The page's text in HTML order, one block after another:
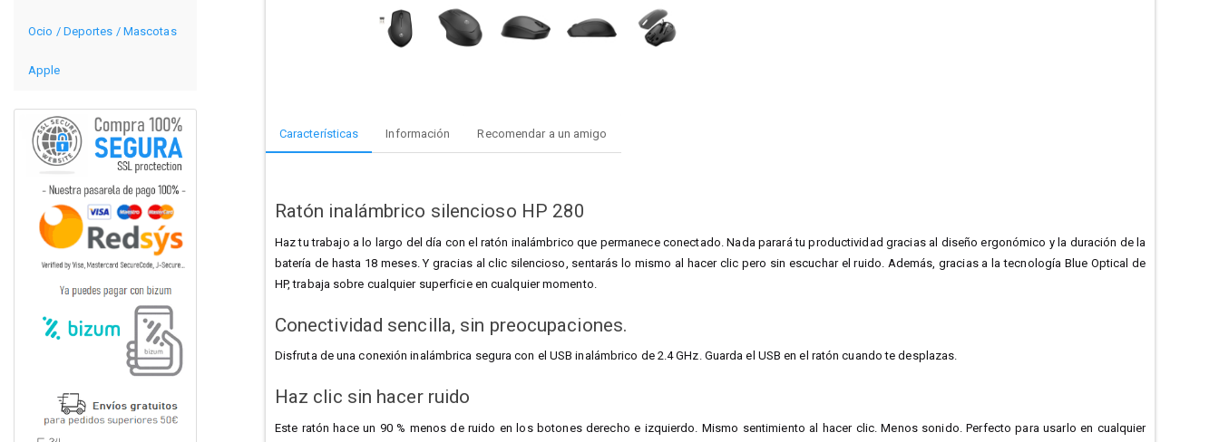
Ocio / Deportes / Mascotas
Apple
Características Información Recomendar a un amigo
Ratón inalámbrico silencioso HP 280
Haz tu trabajo a lo largo del día con el ratón inalámbrico que permanece conectado. Nada parará tu productividad gracias al diseño ergonómico y la duración de la
batería de hasta 18 meses. Y gracias al clic silencioso, sentarás lo mismo al hacer clic pero sin escuchar el ruido. Además, gracias a la tecnología Blue Optical de
HP, trabaja sobre cualquier superficie en cualquier momento.
Conectividad sencilla, sin preocupaciones.
Disfruta de una conexión inalámbrica segura con el USB inalámbrico de 2.4 GHz. Guarda el USB en el ratón cuando te desplazas.
Haz clic sin hacer ruido
Este ratón hace un 90 % menos de ruido en los botones derecho e izquierdo. Mismo sentimiento al hacer clic. Menos sonido. Perfecto para usarlo en cualquier